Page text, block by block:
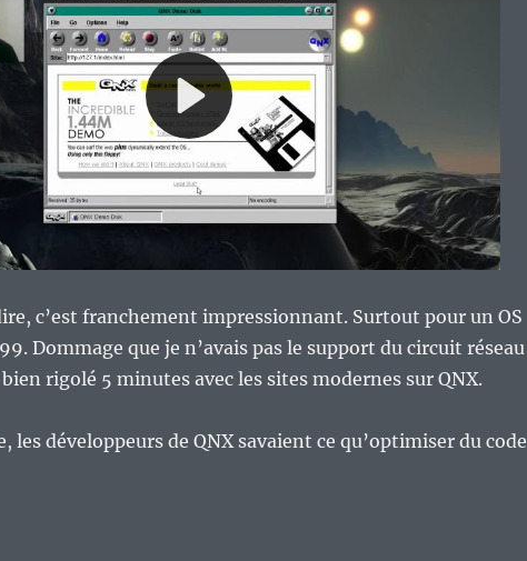
c’est franchement impressionnant. Surtout pour un OS
Dommage que je n’avais pas le support du circuit réseau
rigolé 5 minutes avec les sites modernes sur QNX.
les développeurs de QNX savaient ce qu’optimiser du code